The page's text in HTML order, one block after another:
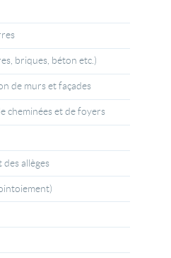
briques, béton etc.)
de murs et façades
cheminées et de foyers
des allèges